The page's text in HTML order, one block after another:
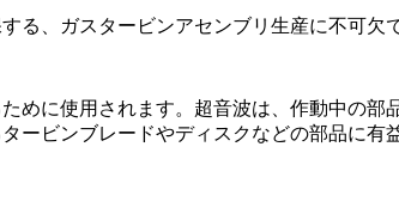
る、ガスタービンアセンブリ生産に不可欠
めに使用されます。超音波は、作動中の
ービンブレードやディスクなどの部品に有